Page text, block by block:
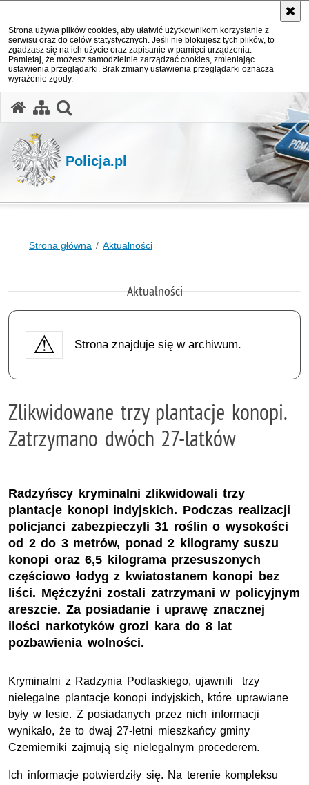
Strona używa plików cookies, aby ułatwić użytkownikom korzystanie z
serwisu oraz do celów statystycznych. Jeśli nie blokujesz tych plików, to
zgadzasz się na ich użycie oraz zapisanie w pamięci urządzenia.
Pamiętaj, że możesz samodzielnie zarządzać cookies, zmieniając
ustawienia przeglądarki. Brak zmiany ustawienia przeglądarki oznacza
wyrażenie zgody.
Policja.pl
Strona główna Aktualności
Aktualności
Strona znajduje się w archiwum.
Zlikwidowane trzy plantacje konopi.
Zatrzymano dwóch 27-latków
Radzyńscy kryminalni zlikwidowali trzy
plantacje konopi indyjskich. Podczas realizacji
policjanci zabezpieczyli 31 roślin o wysokości
od 2 do 3 metrów, ponad 2 kilogramy suszu
konopi oraz 6,5 kilograma przesuszonych
częściowo łodyg z kwiatostanem konopi bez
liści. Mężczyźni zostali zatrzymani w policyjnym
areszcie. Za posiadanie i uprawę znacznej
ilości narkotyków grozi kara do 8 lat
pozbawienia wolności.
Kryminalni z Radzynia Podlaskiego, ujawnili trzy
nielegalne plantacje konopi indyjskich, które uprawiane
były w lesie. Z posiadanych przez nich informacji
wynikało, że to dwaj 27-letni mieszkańcy gminy
Czemierniki zajmują się nielegalnym procederem.
Ich informacje potwierdziły się. Na terenie kompleksu